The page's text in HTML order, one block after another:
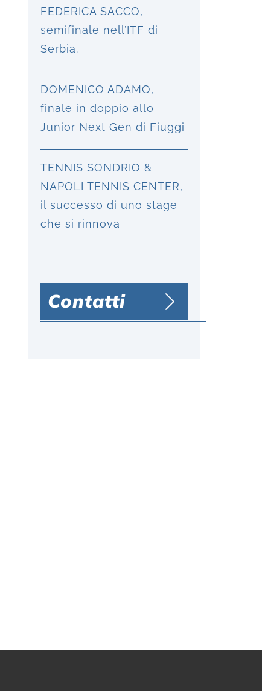
FEDERICA SACCO,
semifinale nell’ITF di
Serbia.
DOMENICO ADAMO,
finale in doppio allo
Junior Next Gen di Fiuggi
TENNIS SONDRIO &
NAPOLI TENNIS CENTER,
il successo di uno stage
che si rinnova
Contatti